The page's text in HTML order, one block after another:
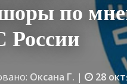
по
Оксана Г. | 28